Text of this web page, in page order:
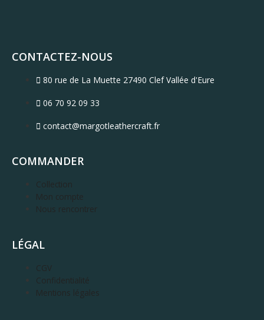
CONTACTEZ-NOUS
80 rue de La Muette 27490 Clef Vallée d'Eure
06 70 92 09 33
contact@margotleathercraft.fr
COMMANDER
Collection
Mon compte
Nous rencontrer
LÉGAL
CGV
Confidentialité
Mentions légales